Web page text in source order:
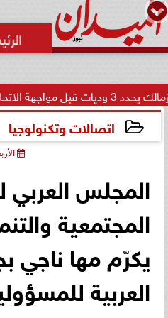
اتصالات وتكنولوجيا
المجلس العربي
المجتمعية
يكرّم مها ناجي
العربية